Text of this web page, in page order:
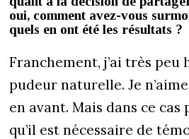
oui, comment avez-vous
quels en ont été les résultats ?
Franchement, j’ai très peu
pudeur naturelle. Je
en avant. Mais dans ce cas
qu’il est nécessaire de